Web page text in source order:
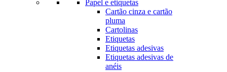
Papel e etiquetas
Cartão cinza e cartão
pluma
Cartolinas
Etiquetas
Etiquetas adesivas
Etiquetas adesivas de
anéis